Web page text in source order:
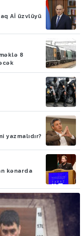
8
yazmalıdır?
kənarda